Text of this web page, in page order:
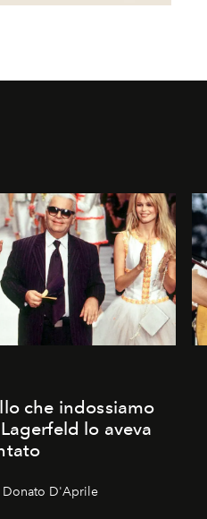
che indossiamo
lo aveva
Donato D'Aprile